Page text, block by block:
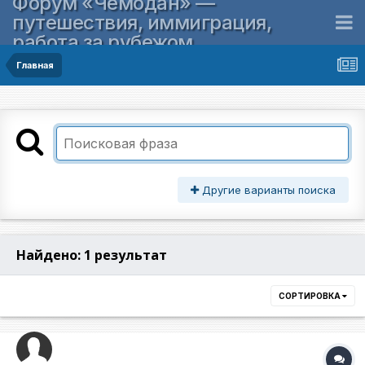
путешествия, иммиграция,
работа за рубежом
Главная
Другие варианты поиска
Найдено: 1 результат
СОРТИРОВКА